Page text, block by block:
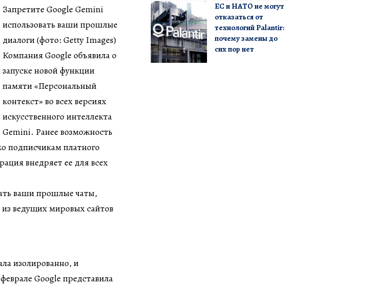
Запретите Google Gemini
использовать ваши прошлые
диалоги (фото: Getty Images)
Компания Google объявила о
запуске новой функции
памяти «Персональный
контекст» во всех версиях
искусственного интеллекта
Gemini. Ранее возможность
подписчикам платного
внедряет ее для всех
ваши прошлые чаты,
ведущих мировых сайтов
изолированно, и
Google представила
ЕС и НАТО не могут
отказаться от
технологий Palantir:
почему замены до
сих пор нет